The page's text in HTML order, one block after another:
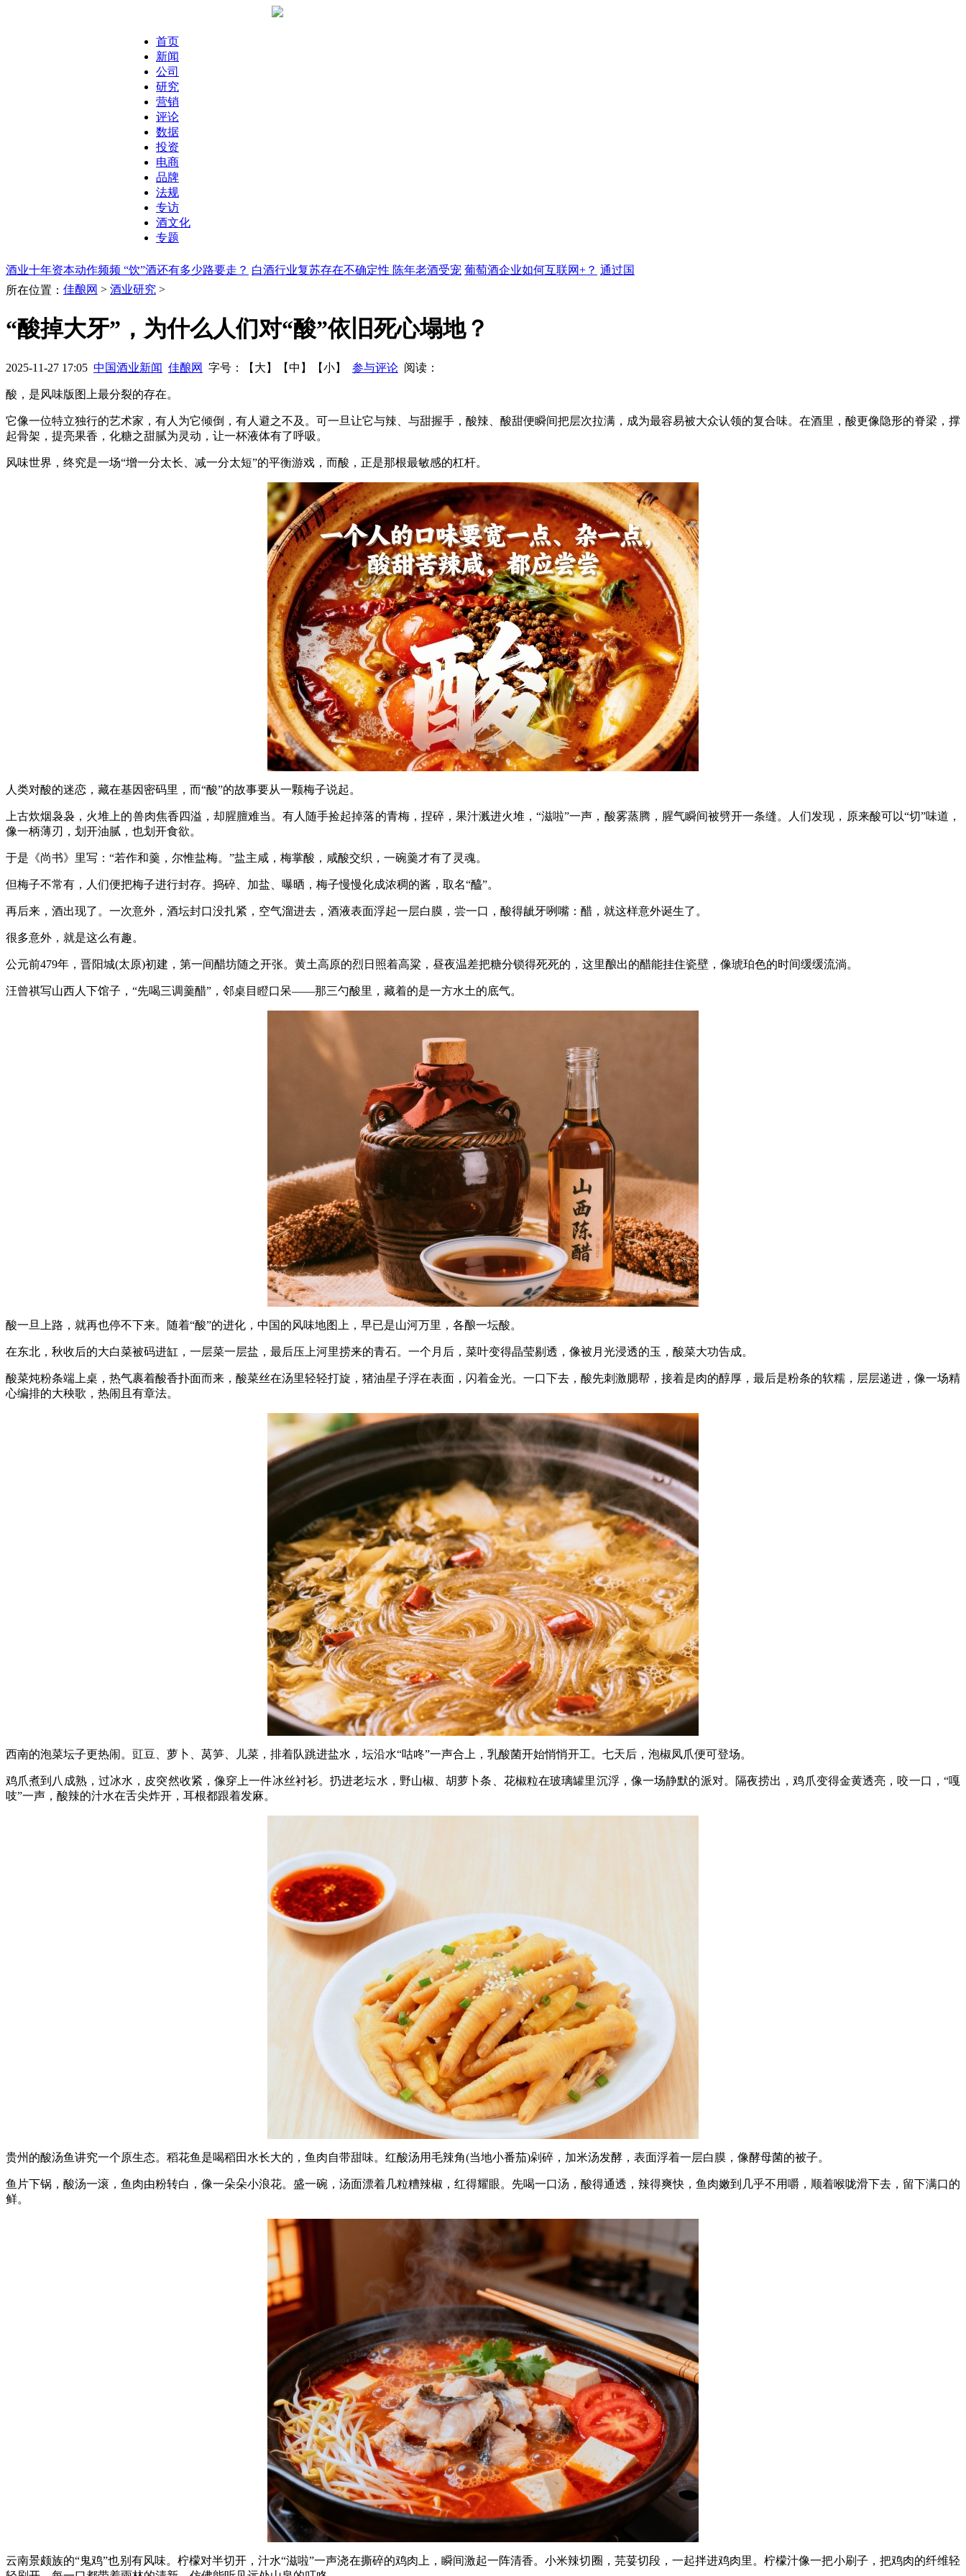
首页
新闻
公司
研究
营销
评论
数据
投资
电商
品牌
法规
专访
酒文化
专题
酒业十年资本动作频频 “饮”酒还有多少路要走？ 白酒行业复苏存在不确定性 陈年老酒受宠 葡萄酒企业如何互联网+？ 通过国
人加拿大排队奢侈抢葡萄酒，看未来葡萄酒形势
是不是OUT了？ 雾霾深重，酿酒生态何去何从？ 外来品牌如何在鲁酒板块茁壮地成长 央视权威数据新鲜出炉，揭开白酒新商
所在位置： 佳酿网 > 酒业研究 >
“酸掉大牙”，为什么人们对“酸”依旧死心塌地？
2025-11-27 17:05 中国酒业新闻 佳酿网 字号：【 大 】【中 】【小】 参与评论 阅读：
酸，是风味版图上最分裂的存在。
它像一位特立独行的艺术家，有人为它倾倒，有人避之不及。可一旦让它与辣、与甜握手，酸辣、酸甜便瞬间把层次拉满，成为最容易被大众认领的复合味。在酒里，酸更像隐形的脊梁，撑
起骨架，提亮果香，化糖之甜腻为灵动，让一杯液体有了呼吸。
风味世界，终究是一场“增一分太长、减一分太短”的平衡游戏，而酸，正是那根最敏感的杠杆。
人类对酸的迷恋，藏在基因密码里，而“酸”的故事要从一颗梅子说起。
上古炊烟袅袅，火堆上的兽肉焦香四溢，却腥膻难当。有人随手捡起掉落的青梅，捏碎，果汁溅进火堆，“滋啦”一声，酸雾蒸腾，腥气瞬间被劈开一条缝。人们发现，原来酸可以“切”味道，
像一柄薄刃，划开油腻，也划开食欲。
于是《尚书》里写：“若作和羹，尔惟盐梅。”盐主咸，梅掌酸，咸酸交织，一碗羹才有了灵魂。
但梅子不常有，人们便把梅子进行封存。捣碎、加盐、曝晒，梅子慢慢化成浓稠的酱，取名“醯”。
再后来，酒出现了。一次意外，酒坛封口没扎紧，空气溜进去，酒液表面浮起一层白膜，尝一口，酸得龇牙咧嘴：醋，就这样意外诞生了。
很多意外，就是这么有趣。
公元前479年，晋阳城(太原)初建，第一间醋坊随之开张。黄土高原的烈日照着高粱，昼夜温差把糖分锁得死死的，这里酿出的醋能挂住瓷壁，像琥珀色的时间缓缓流淌。
汪曾祺写山西人下馆子，“先喝三调羹醋”，邻桌目瞪口呆——那三勺酸里，藏着的是一方水土的底气。
酸一旦上路，就再也停不下来。随着“酸”的进化，中国的风味地图上，早已是山河万里，各酿一坛酸。
在东北，秋收后的大白菜被码进缸，一层菜一层盐，最后压上河里捞来的青石。一个月后，菜叶变得晶莹剔透，像被月光浸透的玉，酸菜大功告成。
酸菜炖粉条端上桌，热气裹着酸香扑面而来，酸菜丝在汤里轻轻打旋，猪油星子浮在表面，闪着金光。一口下去，酸先刺激腮帮，接着是肉的醇厚，最后是粉条的软糯，层层递进，像一场精
心编排的大秧歌，热闹且有章法。
西南的泡菜坛子更热闹。豇豆、萝卜、莴笋、儿菜，排着队跳进盐水，坛沿水“咕咚”一声合上，乳酸菌开始悄悄开工。七天后，泡椒凤爪便可登场。
鸡爪煮到八成熟，过冰水，皮突然收紧，像穿上一件冰丝衬衫。扔进老坛水，野山椒、胡萝卜条、花椒粒在玻璃罐里沉浮，像一场静默的派对。隔夜捞出，鸡爪变得金黄透亮，咬一口，“嘎
吱”一声，酸辣的汁水在舌尖炸开，耳根都跟着发麻。
贵州的酸汤鱼讲究一个原生态。稻花鱼是喝稻田水长大的，鱼肉自带甜味。红酸汤用毛辣角(当地小番茄)剁碎，加米汤发酵，表面浮着一层白膜，像酵母菌的被子。
鱼片下锅，酸汤一滚，鱼肉由粉转白，像一朵朵小浪花。盛一碗，汤面漂着几粒糟辣椒，红得耀眼。先喝一口汤，酸得通透，辣得爽快，鱼肉嫩到几乎不用嚼，顺着喉咙滑下去，留下满口的
鲜。
云南景颇族的“鬼鸡”也别有风味。柠檬对半切开，汁水“滋啦”一声浇在撕碎的鸡肉上，瞬间激起一阵清香。小米辣切圈，芫荽切段，一起拌进鸡肉里。柠檬汁像一把小刷子，把鸡肉的纤维轻